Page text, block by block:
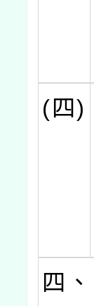
(四)
四、